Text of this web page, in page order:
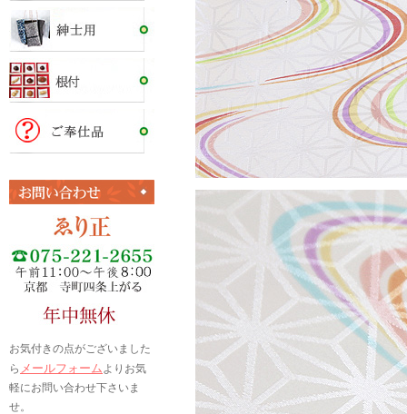
お気付きの点がございました
ら メールフォームよりお気
軽にお問い合わせ下さいま
せ。